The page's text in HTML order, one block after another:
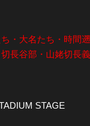
・大名たち・時間
谷部・山姥切長
STAGE